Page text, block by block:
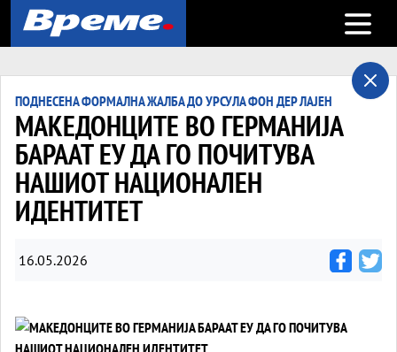
Open
ПОДНЕСЕНА ФОРМАЛНА ЖАЛБА ДО УРСУЛА ФОН ДЕР ЛАЈЕН
МАКЕДОНЦИТЕ ВО ГЕРМАНИЈА
БАРААТ ЕУ ДА ГО ПОЧИТУВА
НАШИОТ НАЦИОНАЛЕН
ИДЕНТИТЕТ
16.05.2026